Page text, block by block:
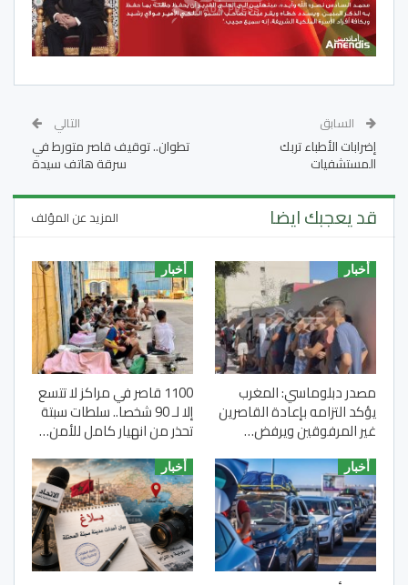
السابق
إضرابات الأطباء تربك
المستشفيات
التالي
تطوان.. توقيف قاصر متورط في
سرقة هاتف سيدة
قد يعجبك ايضا المزيد عن المؤلف
أخبار
مصدر دبلوماسي: المغرب
يؤكد التزامه بإعادة القاصرين
غير المرفوقين ويرفض…
أخبار
1100 قاصر في مراكز لا تتسع
إلا لـ 90 شخصا.. سلطات سبتة
تحذر من انهيار كامل للأمن…
أخبار أخبار